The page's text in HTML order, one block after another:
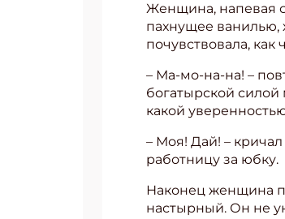
Женщина, напевая
пахнущее ванилью,
почувствовала, как
– Ма-мо-на-на! –
богатырской силой
какой
– Моя! Дай! –
работницу за юбку.
Наконец женщина
настырный. Он не